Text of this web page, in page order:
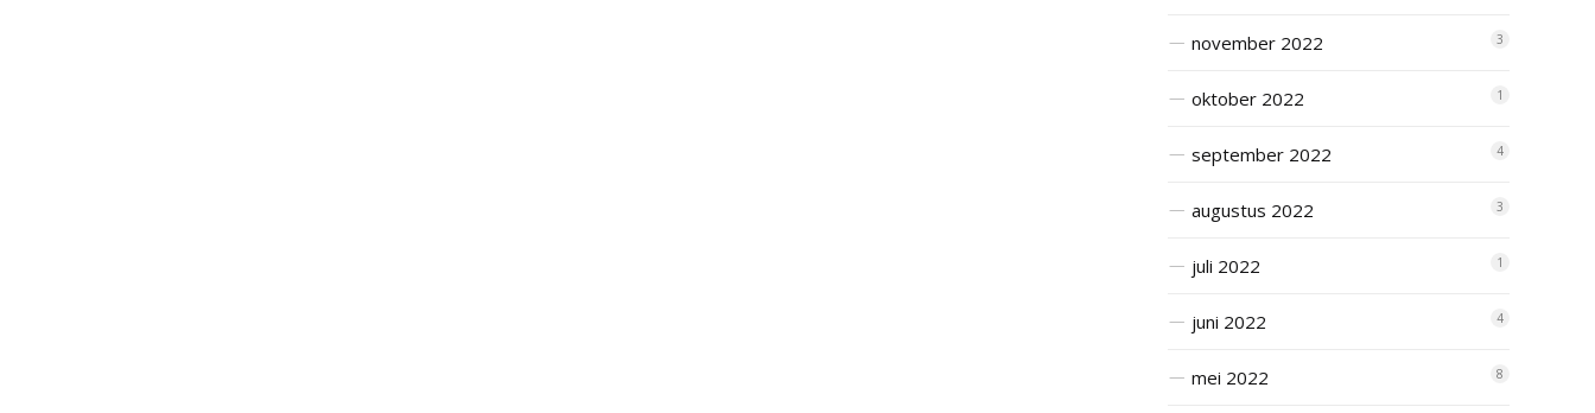
november 2022 3
oktober 2022 1
september 2022 4
augustus 2022 3
juli 2022 1
juni 2022 4
mei 2022 8